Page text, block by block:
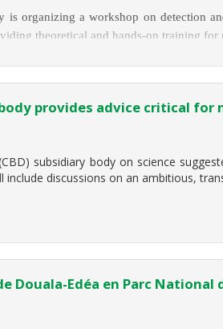
is organizing a workshop on detection
theoretical and hands-on training for
provides advice critical for
subsidiary body on science
discussions on an ambitious,
Edéa en Parc National